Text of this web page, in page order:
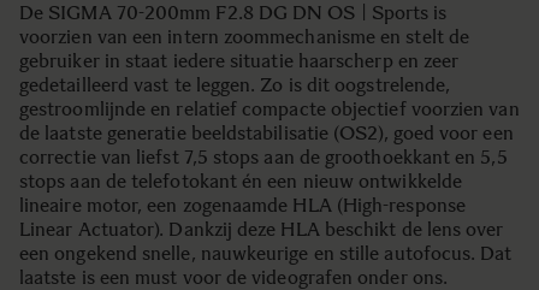
De SIGMA 70-200mm F2.8 DG DN OS | Sports is
voorzien van een intern zoommechanisme en stelt de
gebruiker in staat iedere situatie haarscherp en zeer
gedetailleerd vast te leggen. Zo is dit oogstrelende,
gestroomlijnde en relatief compacte objectief voorzien van
de laatste generatie beeldstabilisatie (OS2), goed voor een
correctie van liefst 7,5 stops aan de groothoekkant en 5,5
stops aan de telefotokant én een nieuw ontwikkelde
lineaire motor, een zogenaamde HLA (High-response
Linear Actuator). Dankzij deze HLA beschikt de lens over
een ongekend snelle, nauwkeurige en stille autofocus. Dat
laatste is een must voor de videografen onder ons.